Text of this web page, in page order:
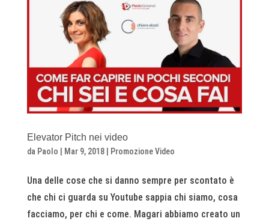
Elevator Pitch nei video
da Paolo | Mar 9, 2018| Promozione Video
Una delle cose che si danno sempre per scontato è
che chi ci guarda su Youtube sappia chi siamo, cosa
facciamo, per chi e come. Magari abbiamo creato un